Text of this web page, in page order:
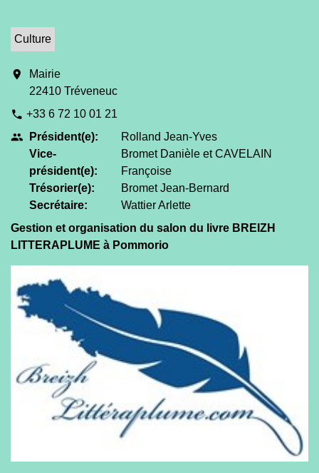
Culture
location_on
Mairie
22410 Tréveneuc
phone +33 6 72 10 01 21
people
Président(e):
Vice-
président(e):
Trésorier(e):
Secrétaire:
Rolland Jean-Yves
Bromet Danièle et CAVELAIN
Françoise
Bromet Jean-Bernard
Wattier Arlette
Gestion et organisation du salon du livre BREIZH
LITTERAPLUME à Pommorio